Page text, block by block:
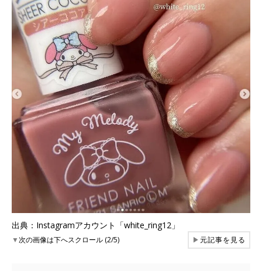
出典：Instagramアカウント「white_ring12」
▼次の画像は下へスクロール (2/5) ▶元記事を見る